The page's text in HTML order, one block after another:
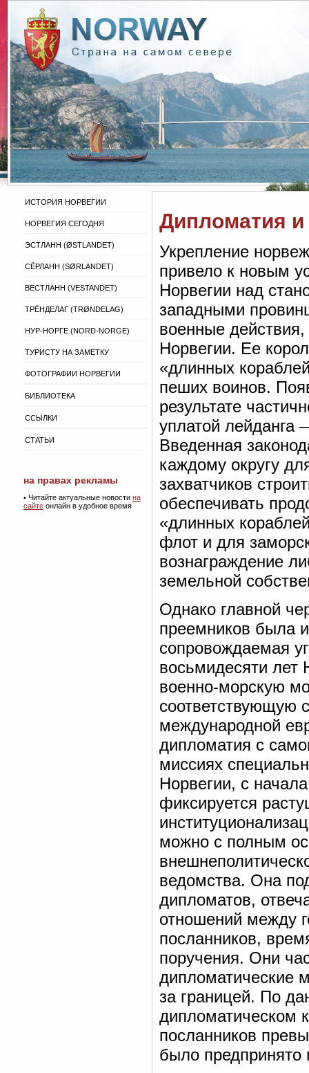
ИСТОРИЯ НОРВЕГИИ
НОРВЕГИЯ СЕГОДНЯ
ЭСТЛАНН (ØSTLANDET)
СЁРЛАНН (SØRLANDET)
ВЕСТЛАНН (VESTANDET)
ТРЁНДЕЛАГ (TRØNDELAG)
НУР-НОРГЕ (NORD-NORGE)
ТУРИСТУ НА ЗАМЕТКУ
ФОТОГРАФИИ НОРВЕГИИ
БИБЛИОТЕКА
ССЫЛКИ
СТАТЬИ
на правах рекламы
• Читайте актуальные новости на
сайте онлайн в удобное время
Дипломатия и
Укрепление
привело к новым
Норвегии над
западными
военные
Норвегии. Ее
«длинных
пеших воинов.
результате
уплатой лейданга
Введенная
каждому округу
захватчиков
обеспечивать
«длинных
флот и для
вознаграждение
земельной
Однако главной
преемников была
сопровождаемая
восьмидесяти лет
военно-морскую
соответствующую
международной
дипломатия с
миссиях
Норвегии, с
фиксируется
можно с полным
ведомства. Она
дипломатов,
отношений между
посланников,
поручения. Они
дипломатические
за границей. По
дипломатическом
посланников
было предпринято